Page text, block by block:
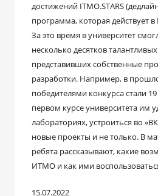
достижений ITMO.STARS
программа, которая действует
За это время в университет
несколько десятков
представивших собственные
разработки. Например, в
победителями конкурса стали
первом курсе университета им
лабораториях, устроиться во
новые проекты и не только. В
ребята рассказывают, какие
ИТМО и как ими
15.07.2022